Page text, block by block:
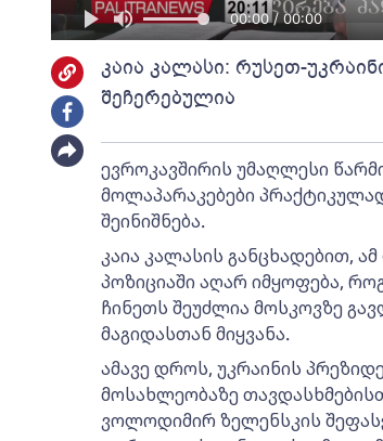
00:00 / 00:00
კაია კალასი: რუსეთ-
შეჩერებულია
ევროკავშირის უმაღლესი
მოლაპარაკებები
შეინიშნება.
კაია კალასის განცხადებით,
პოზიციაში აღარ იმყოფება,
ჩინეთს შეუძლია მოსკოვზე
მაგიდასთან მიყვანა.
ამავე დროს, უკრაინის
მოსახლეობაზე
ვოლოდიმირ ზელენსკის